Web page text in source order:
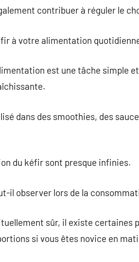
contribuer à réguler le
à votre alimentation
est une tâche simple
dans des smoothies, des
du kéfir sont presque infinies.
il observer lors de la
sûr, il existe certaines
si vous êtes novice en